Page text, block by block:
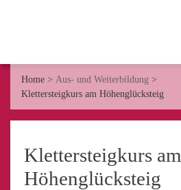
Home > Aus- und Weiterbildung >
Klettersteigkurs am Höhenglücksteig
Klettersteigkurs am
Höhenglücksteig